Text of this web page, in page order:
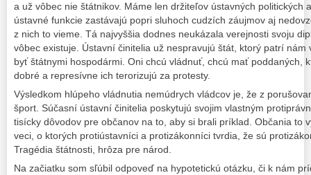
a už vôbec nie štátnikov. Máme len držiteľov ústavných politických
ústavné funkcie zastávajú popri sluhoch cudzích záujmov aj
z nich to vieme. Tá najvyššia dodnes neukázala verejnosti svoju
vôbec existuje. Ústavní činitelia už nespravujú štát, ktorý patrí nám
byť štátnymi hospodármi. Oni chcú vládnuť, chcú mať poddaných,
dobré a represívne ich terorizujú za protesty.
Výsledkom hlúpeho vládnutia nemúdrych vládcov je, že z
šport. Súčasní ústavní činitelia poskytujú svojim vlastným
tisícky dôvodov pre občanov na to, aby si brali príklad. Občania to
veci, o ktorých protiústavníci a protizákonníci tvrdia, že sú
Tragédia štátnosti, hrôza pre národ.
Na začiatku som sľúbil odpoveď na hypotetickú otázku, či k nám